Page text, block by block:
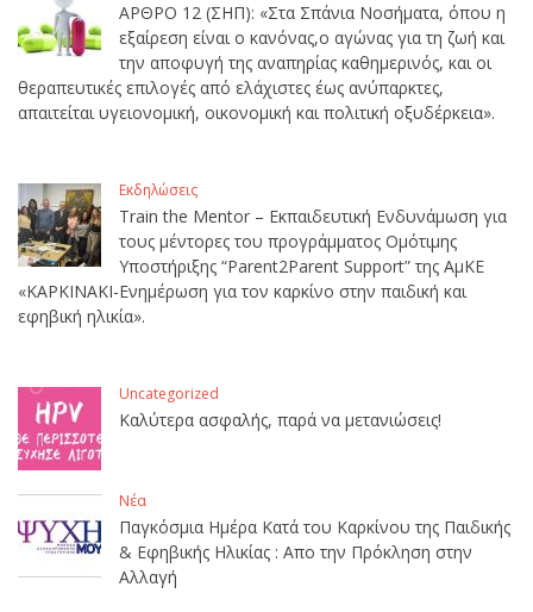
ΑΡΘΡΟ 12 (ΣΗΠ): «Στα Σπάνια Νοσήματα, όπου η
εξαίρεση είναι ο κανόνας,ο αγώνας για τη ζωή και
την αποφυγή της αναπηρίας καθημερινός, και οι
θεραπευτικές επιλογές από ελάχιστες έως ανύπαρκτες,
απαιτείται υγειονομική, οικονομική και πολιτική οξυδέρκεια».
Εκδηλώσεις
Train the Mentor – Εκπαιδευτική Ενδυνάμωση για
τους μέντορες του προγράμματος Ομότιμης
Υποστήριξης “Parent2Parent Support” της ΑμΚΕ
«ΚΑΡΚΙΝΑΚΙ-Ενημέρωση για τον καρκίνο στην παιδική και
εφηβική ηλικία».
Uncategorized
Καλύτερα ασφαλής, παρά να μετανιώσεις!
Νέα
Παγκόσμια Ημέρα Κατά του Καρκίνου της Παιδικής
& Εφηβικής Ηλικίας : Απο την Πρόκληση στην
Αλλαγή